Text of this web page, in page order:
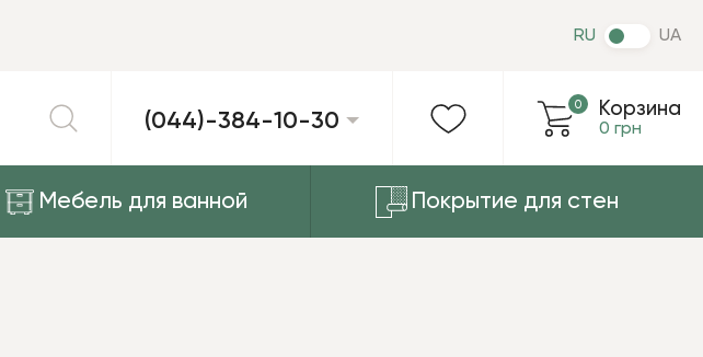
(044)-384-10-30
Корзина
0 грн
0
RU UA
Мебель для ванной Покрытие для стен